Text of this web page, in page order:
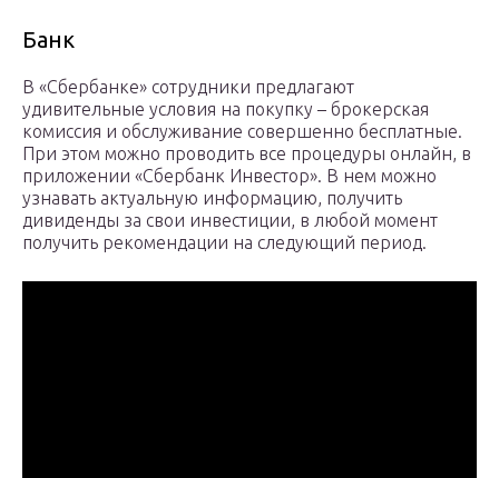
Банк
В «Сбербанке» сотрудники предлагают
удивительные условия на покупку – брокерская
комиссия и обслуживание совершенно бесплатные.
При этом можно проводить все процедуры онлайн, в
приложении «Сбербанк Инвестор». В нем можно
узнавать актуальную информацию, получить
дивиденды за свои инвестиции, в любой момент
получить рекомендации на следующий период.